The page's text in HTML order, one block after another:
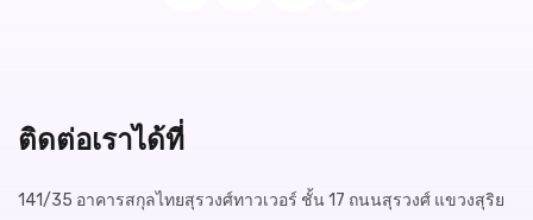
ติดต่อเราได้ที่
141/35 อาคารสกุลไทยสุรวงศ์ทาวเวอร์ ชั้น 17 ถนนสุรวงศ์ แขวงสุริย